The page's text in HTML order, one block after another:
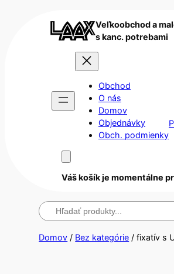
Veľkoobchod a
s kanc. potrebami
Obchod
O nás
Domov
Objednávky
Obch. podmienky
Váš košík je momentálne
Hľadanie
Domov / Bez kategórie / fixatív s